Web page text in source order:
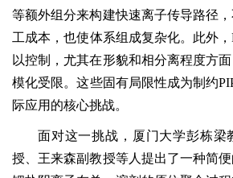
等额外组分来构建快速离子传导路径
工成本，也使体系组成复杂化。此外
以控制，尤其在形貌和相分离程度方
模化受限。这些固有局限性成为制约
际应用的核心挑战。
面对这一挑战，厦门大学彭栋梁
授、王来森副教授等人提出了一种简